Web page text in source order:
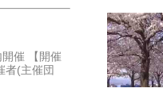
催 【開催
者(主催団